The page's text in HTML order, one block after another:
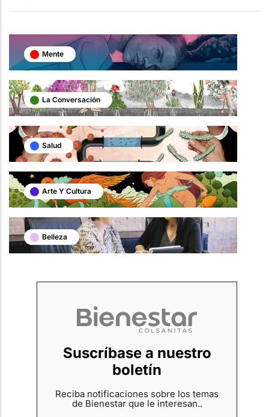
Mente
La Conversación
Salud
Arte Y Cultura
Belleza
Suscríbase a nuestro
boletín
Reciba notificaciones sobre los temas
de Bienestar que le interesan..